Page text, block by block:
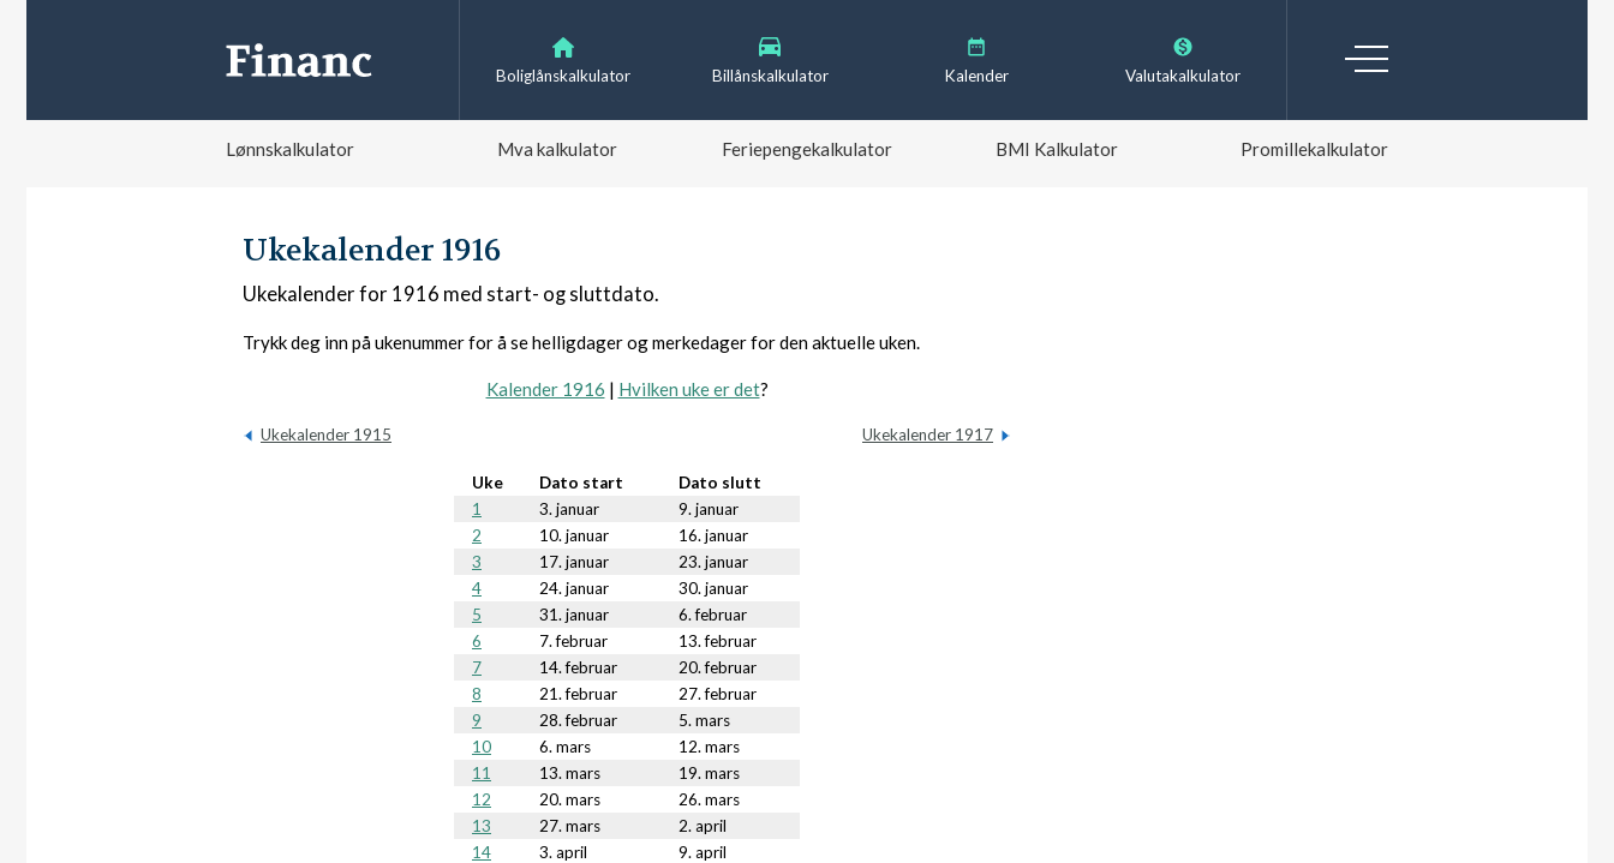
Boliglånskalkulator Billånskalkulator Kalender Valutakalkulator
Lønnskalkulator Mva kalkulator Feriepengekalkulator BMI Kalkulator Promillekalkulator
Ukekalender 1916
Ukekalender for 1916 med start- og sluttdato.
Trykk deg inn på ukenummer for å se helligdager og merkedager for den aktuelle uken.
Kalender 1916 | Hvilken uke er det?
Ukekalender 1915 Ukekalender 1917
Uke Dato start
Dato slutt
1
3. januar
9. januar
2
10. januar
16. januar
3
17. januar
23. januar
4
24. januar
30. januar
5
31. januar
6. februar
6
7. februar
13. februar
7
14. februar
20. februar
8
21. februar
27. februar
9
28. februar
5. mars
10
6. mars
12. mars
11
13. mars
19. mars
12
20. mars
26. mars
13
27. mars
2. april
14
3. april
9. april